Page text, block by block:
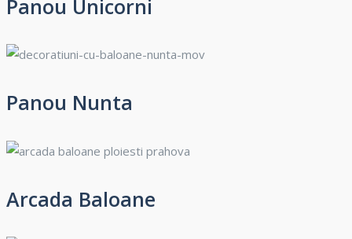
Panou Unicorni
Panou Nunta
Arcada Baloane